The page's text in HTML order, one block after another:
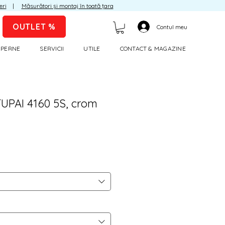
| Măsurători și montaj în toată țara
OUTLET % Contul meu
SERVICII UTILE CONTACT & MAGAZINE
4160 5S, crom